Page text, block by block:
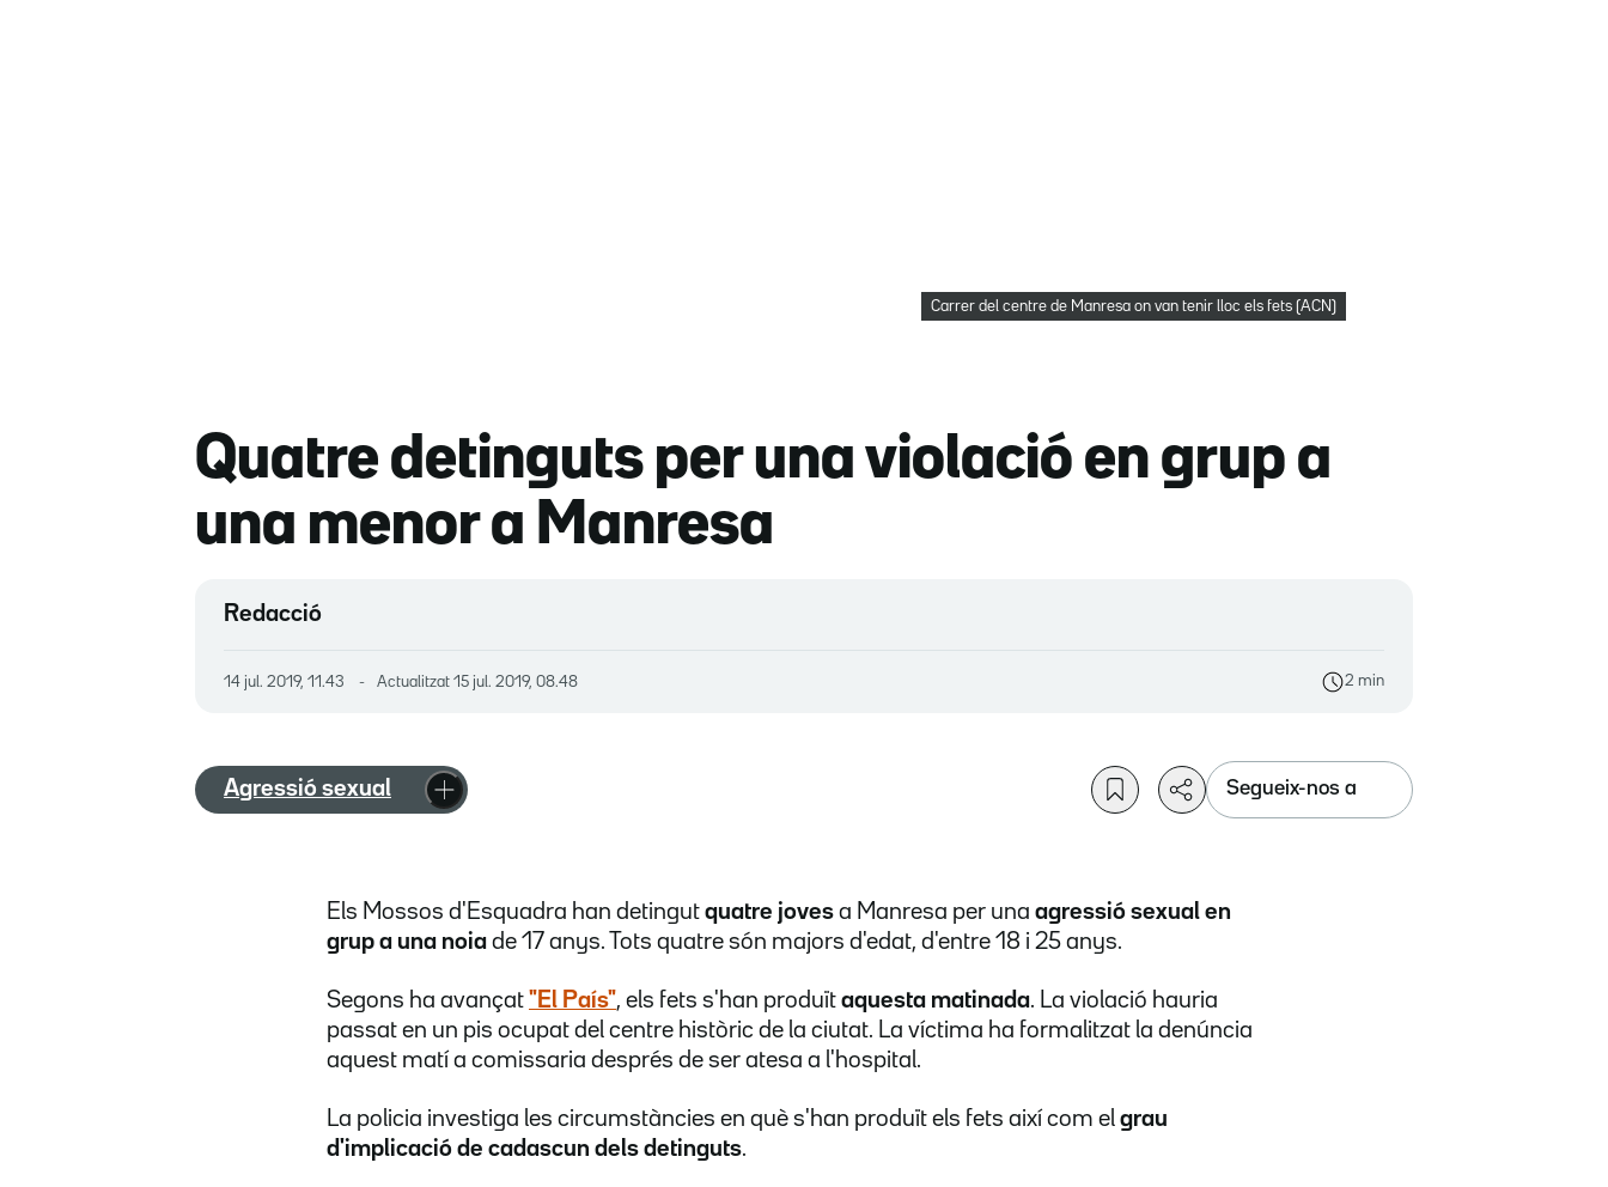
Carrer del centre de Manresa on van tenir lloc els fets (ACN)
Quatre detinguts per una violació en grup a
una menor a Manresa
Redacció
14 jul. 2019, 11.43 Actualitzat 15 jul. 2019, 08.48 2 min
Agressió sexual Segueix-nos a
Els Mossos d'Esquadra han detingut quatre joves a Manresa per una agressió sexual en
grup a una noia de 17 anys. Tots quatre són majors d'edat, d'entre 18 i 25 anys.
Segons ha avançat "El País", els fets s'han produït aquesta matinada. La violació hauria
passat en un pis ocupat del centre històric de la ciutat. La víctima ha formalitzat la denúncia
aquest matí a comissaria després de ser atesa a l'hospital.
La policia investiga les circumstàncies en què s'han produït els fets així com el grau
d'implicació de cadascun dels detinguts.